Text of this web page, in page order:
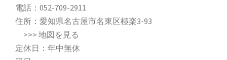
電話： 052-709-2911
住所：愛知県名古屋市名東区極楽3-93
>>> 地図を見る
定休日：年中無休